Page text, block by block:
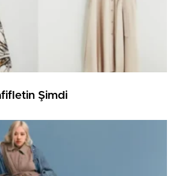
Şimdi